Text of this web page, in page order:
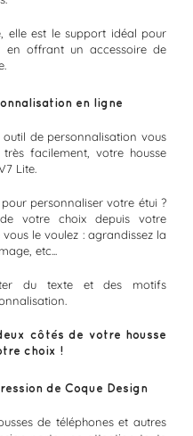
elle est le support idéal pour
offrant un accessoire de
en ligne
de personnalisation vous
facilement, votre housse
Lite.
personnaliser votre étui ?
votre choix depuis votre
le voulez : agrandissez la
etc...
du texte et des motifs
côtés de votre housse
choix !
de Coque Design
de téléphones et autres